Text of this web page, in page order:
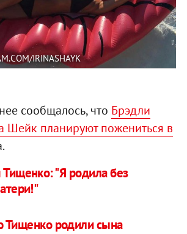
IRINASHAYK
сообщалось, что Брэдли
Шейк планируют пожениться в
"Я родила без
Тищенко родили сына